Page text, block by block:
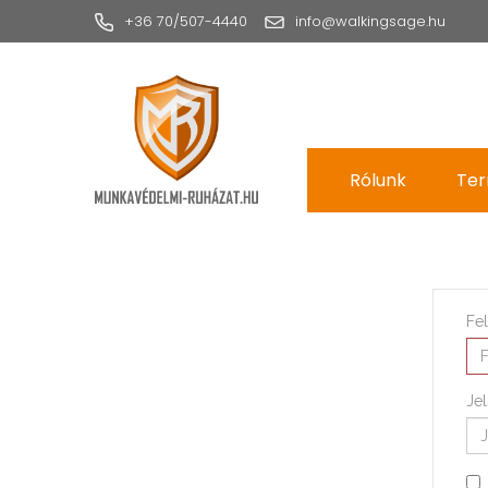
+36 70/507-4440 info@walkingsage.hu
Rólunk